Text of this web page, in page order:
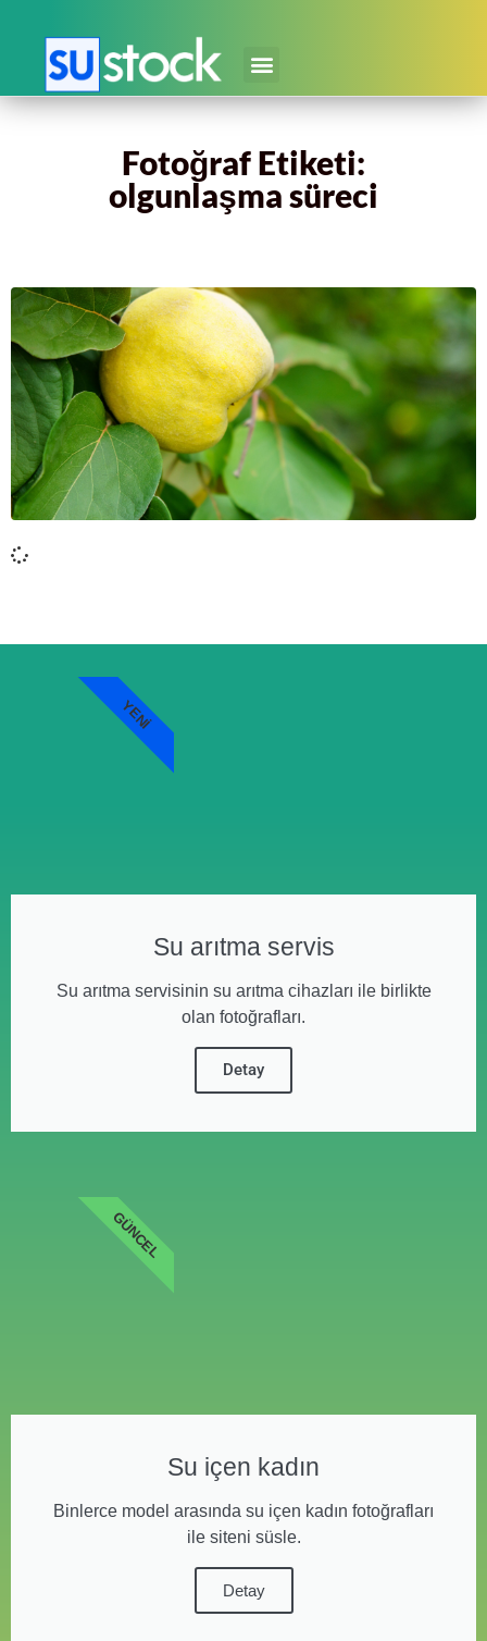
Fotoğraf Etiketi:
olgunlaşma süreci
Su arıtma servis
Su arıtma servisinin su arıtma cihazları ile birlikte
olan fotoğrafları.
Detay
YENI
Su içen kadın
Binlerce model arasında su içen kadın fotoğrafları
ile siteni süsle.
Detay
GÜNCEL